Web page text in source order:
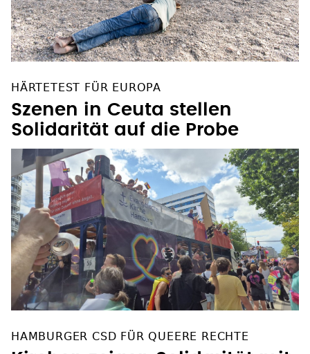
HÄRTETEST FÜR EUROPA
Szenen in Ceuta stellen
Solidarität auf die Probe
HAMBURGER CSD FÜR QUEERE RECHTE